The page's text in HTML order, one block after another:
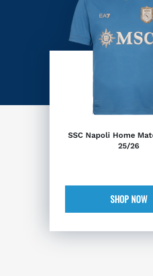
SSC Napoli Home
25/26
SHOP NOW